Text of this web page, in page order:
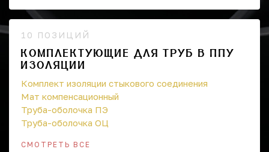
10 ПОЗИЦИЙ
КОМПЛЕКТУЮЩИЕ ДЛЯ ТРУБ В ППУ
ИЗОЛЯЦИИ
Комплект изоляции стыкового соединения
Мат компенсационный
Труба-оболочка ПЭ
Труба-оболочка ОЦ
СМОТРЕТЬ ВСЕ